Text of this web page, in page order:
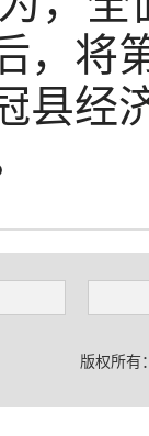
，将
县经
版权所